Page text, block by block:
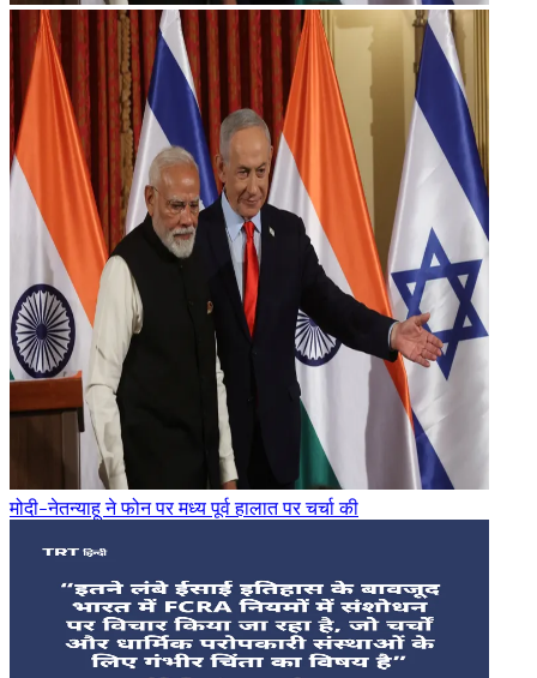
मोदी-नेतन्याहू ने फोन पर मध्य पूर्व हालात पर चर्चा की